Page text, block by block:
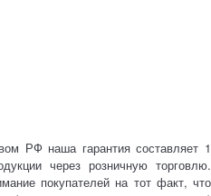
РФ наша гарантия составляет 1
через розничную торговлю.
покупателей на тот факт, что